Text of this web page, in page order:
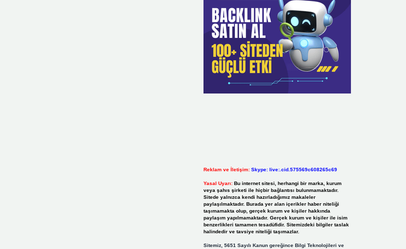
Reklam ve İletişim: Skype: live:.cid.575569c608265c69
Yasal Uyarı: Bu internet sitesi, herhangi bir marka, kurum
veya şahıs şirketi ile hiçbir bağlantısı bulunmamaktadır.
Sitede yalnızca kendi hazırladığımız makaleler
paylaşılmaktadır. Burada yer alan içerikler haber niteliği
taşımamakta olup, gerçek kurum ve kişiler hakkında
paylaşım yapılmamaktadır. Gerçek kurum ve kişiler ile isim
benzerlikleri tamamen tesadüfidir. Sitemizdeki bilgiler taslak
halindedir ve tavsiye niteliği taşımazlar.
Sitemiz, 5651 Sayılı Kanun gereğince Bilgi Teknolojileri ve